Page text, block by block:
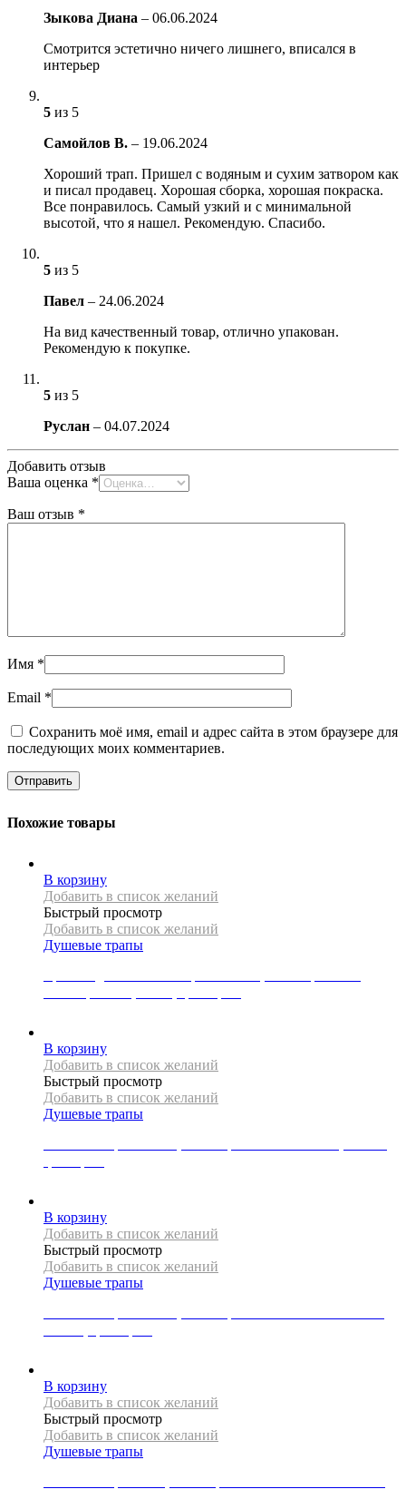
Зыкова Диана – 06.06.2024
Смотрится эстетично ничего лишнего, вписался в
интерьер
5 из 5
Самойлов В. – 19.06.2024
Хороший трап. Пришел с водяным и сухим затвором как
и писал продавец. Хорошая сборка, хорошая покраска.
Все понравилось. Самый узкий и с минимальной
высотой, что я нашел. Рекомендую. Спасибо.
5 из 5
Павел – 24.06.2024
На вид качественный товар, отлично упакован.
Рекомендую к покупке.
5 из 5
Руслан – 04.07.2024
Добавить отзыв
Ваша оценка *
Ваш отзыв *
Имя *
Email *
Сохранить моё имя, email и адрес сайта в этом браузере для
последующих моих комментариев.
Похожие товары
В корзину
Добавить в список желаний
Быстрый просмотр
Добавить в список желаний
Душевые трапы
В корзину
Добавить в список желаний
Быстрый просмотр
Добавить в список желаний
Душевые трапы
В корзину
Добавить в список желаний
Быстрый просмотр
Добавить в список желаний
Душевые трапы
В корзину
Добавить в список желаний
Быстрый просмотр
Добавить в список желаний
Душевые трапы